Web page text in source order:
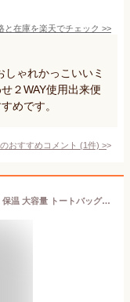
と在庫を楽天でチェック >>
ゃれかっこいいミ
２WAY使用出来便
めです。
おすすめコメント (1件) >
【送料無料】クーラートートバッグ 保冷・保温 大容量 トートバッグ 2Lペットボトル6本収納 保冷バッグ 保温バッグ アウトドア レジャー お買い物 エコバッグ